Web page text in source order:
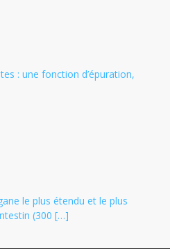
: une fonction d’épuration,
le plus étendu et le plus
(300 […]